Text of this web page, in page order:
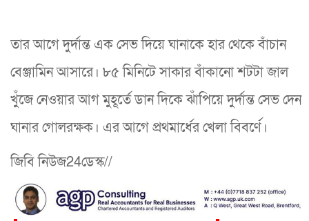
তার আগে দুর্দান্ত এক সেভ দিয়ে ঘানাকে হার থেকে বাঁচান
বেঞ্জামিন আসারে। ৮৫ মিনিটে সাকার বাঁকানো শটটা জাল
খুঁজে নেওয়ার আগ মুহূর্তে ডান দিকে ঝাঁপিয়ে দুর্দান্ত সেভ দেন
ঘানার গোলরক্ষক। এর আগে প্রথমার্ধের খেলা বিবর্ণে।
জিবি নিউজ24ডেস্ক//